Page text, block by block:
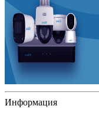
Информация